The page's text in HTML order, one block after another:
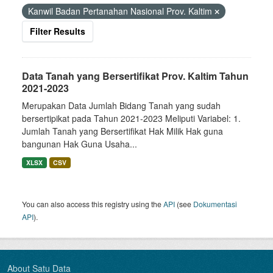
Kanwil Badan Pertanahan Nasional Prov. Kaltim
Filter Results
Data Tanah yang Bersertifikat Prov. Kaltim Tahun
2021-2023
Merupakan Data Jumlah Bidang Tanah yang sudah
bersertipikat pada Tahun 2021-2023 Meliputi Variabel: 1.
Jumlah Tanah yang Bersertifikat Hak Milik Hak guna
bangunan Hak Guna Usaha...
XLSX CSV
You can also access this registry using theAPI (see Dokumentasi
API).
About Satu Data